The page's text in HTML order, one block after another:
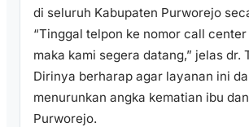
di seluruh Kabupaten Purworejo
“Tinggal telpon ke nomor call center
maka kami segera datang,” jelas dr.
Dirinya berharap agar layanan ini
menurunkan angka kematian ibu
Purworejo.